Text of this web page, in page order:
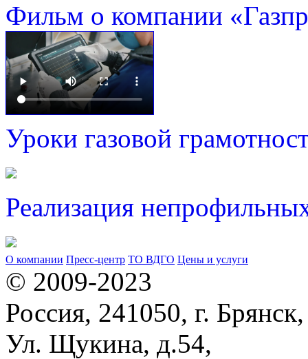
Фильм о компании
Уроки газовой
Реализация
О компании Пресс-центр ТО ВДГО Цены и услуги
© 2009-2023
Россия, 241050, г. Брянск,
Ул. Щукина, д.54,